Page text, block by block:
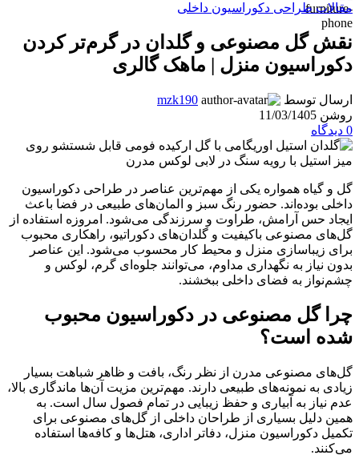
مقالات طراحی دکوراسیون داخلی
نقش گل مصنوعی و گلدان در گرم‌تر کردن
دکوراسیون منزل | ماهک گالری
ارسال توسط
mzk190
روشن 11/03/1405
0 دیدگاه
گل و گیاه همواره یکی از مهم‌ترین عناصر در طراحی دکوراسیون
داخلی بوده‌اند. حضور رنگ سبز و المان‌های طبیعی در فضا باعث
ایجاد حس آرامش، طراوت و سرزندگی می‌شود. امروزه استفاده از
گل‌های مصنوعی باکیفیت و گلدان‌های دکوراتیو، راهکاری محبوب
برای زیباسازی منزل و محیط کار محسوب می‌شود. این عناصر
بدون نیاز به نگهداری مداوم، می‌توانند جلوه‌ای گرم، لوکس و
چشم‌نواز به فضای داخلی ببخشند.
چرا گل مصنوعی در دکوراسیون محبوب
شده است؟
گل‌های مصنوعی مدرن از نظر رنگ، بافت و ظاهر شباهت بسیار
زیادی به نمونه‌های طبیعی دارند. مهم‌ترین مزیت آن‌ها ماندگاری بالا،
عدم نیاز به آبیاری و حفظ زیبایی در تمام فصول سال است. به
همین دلیل بسیاری از طراحان داخلی از گل‌های مصنوعی برای
تکمیل دکوراسیون منزل، دفاتر اداری، هتل‌ها و کافه‌ها استفاده
می‌کنند.